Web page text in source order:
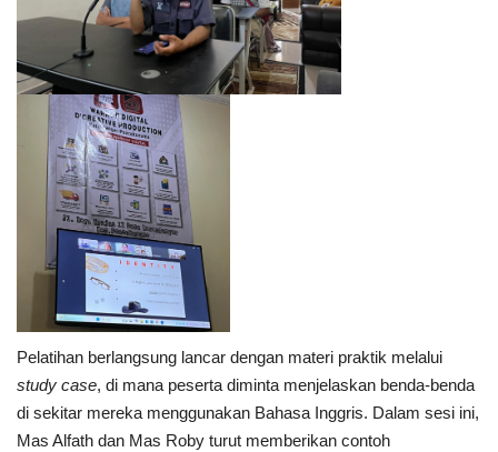
Pelatihan berlangsung lancar dengan materi praktik melalui
study case, di mana peserta diminta menjelaskan benda-benda
di sekitar mereka menggunakan Bahasa Inggris. Dalam sesi ini,
Mas Alfath dan Mas Roby turut memberikan contoh